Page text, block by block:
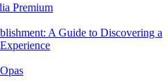
Premium
A Guide to Discovering a